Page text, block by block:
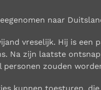
naar
vreselijk. Hij is een
Na zijn laatste
perso­nen zouden